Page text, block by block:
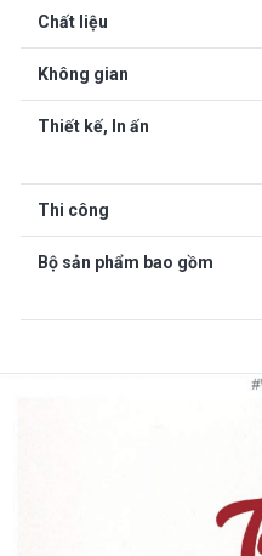
Chất liệu
Không gian
Thiết kế, In ấn
Thi công
Bộ sản phẩm bao gồm